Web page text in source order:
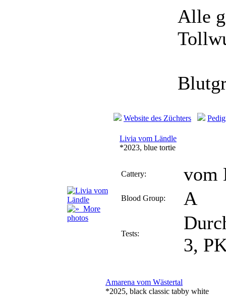
Alle
Website des Züchters
More
photos
Livia vom Ländle
*2023, blue tortie
Cattery: vom
Blood Group: A
Tests:
3,
Amarena vom Wästertal
*2025, black classic tabby white